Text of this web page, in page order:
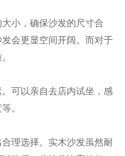
小，确保沙发的尺寸合
会更显空间开阔。而对于
可以亲自去店内试坐，感
。
理选择。实木沙发虽然耐